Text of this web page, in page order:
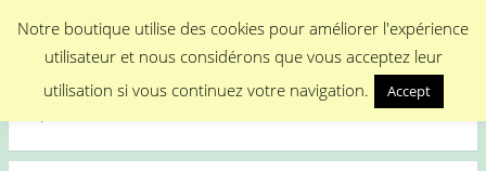
Menu
Medical Promotion
Notre boutique utilise des cookies pour améliorer l'expérience
utilisateur et nous considérons que vous acceptez leur
utilisation si vous continuez votre navigation.
Accept